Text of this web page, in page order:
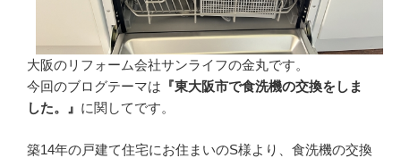
大阪のリフォーム会社サンライフの金丸です。
今回のブログテーマは 『東大阪市で食洗機の交換をしま
した。』 に関してです。
築14年の戸建て住宅にお住まいのS様より、食洗機の交換